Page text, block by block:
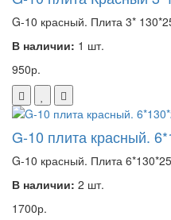
G-10 красный. Плита 3*
В наличии: 1 шт.
950р.
G-10 плита красный.
G-10 красный. Плита
В наличии: 2 шт.
1700р.